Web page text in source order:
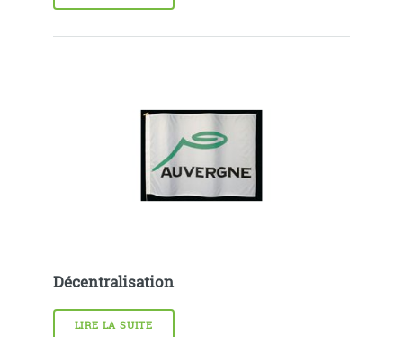
Décentralisation
LIRE LA SUITE